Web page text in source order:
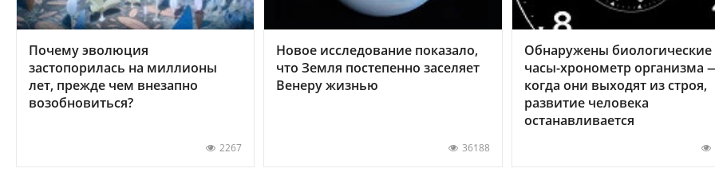
Почему эволюция
застопорилась на миллионы
лет, прежде чем внезапно
возобновиться?
2267
Новое исследование показало,
что Земля постепенно заселяет
Венеру жизнью
36188
Обнаружены биологические
часы-хронометр организма
когда они выходят из строя,
развитие человека
останавливается